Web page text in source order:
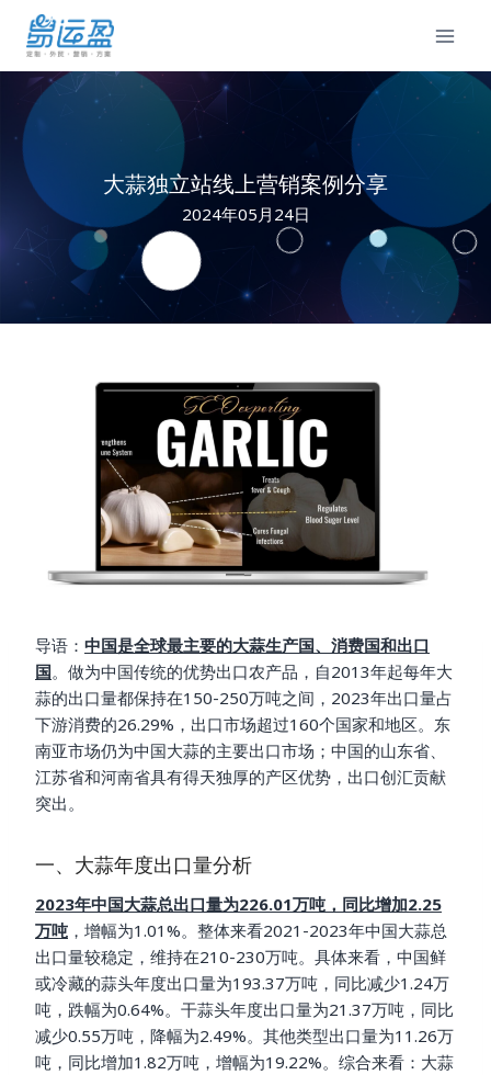
大蒜独立站线上营销案例分享
2024年05月24日
导语： 中国是全球最主要的大蒜生产国、消费国和出口
国。做为中国传统的优势出口农产品，自2013年起每年大
蒜的出口量都保持在150-250万吨之间，2023年出口量占
下游消费的26.29%，出口市场超过160个国家和地区。东
南亚市场仍为中国大蒜的主要出口市场；中国的山东省、
江苏省和河南省具有得天独厚的产区优势，出口创汇贡献
突出。
一、大蒜年度出口量分析
2023年中国大蒜总出口量为226.01万吨，同比增加2.25
万吨 ，增幅为1.01%。整体来看2021-2023年中国大蒜总
出口量较稳定，维持在210-230万吨。具体来看，中国鲜
或冷藏的蒜头年度出口量为193.37万吨，同比减少1.24万
吨，跌幅为0.64%。干蒜头年度出口量为21.37万吨，同比
减少0.55万吨，降幅为2.49%。其他类型出口量为11.26万
吨，同比增加1.82万吨，增幅为19.22%。综合来看：大蒜